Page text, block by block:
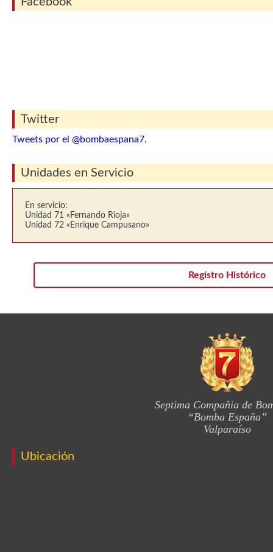
Twitter
Tweets por el @bombaespana7.
Unidades en Servicio
En servicio:
Unidad 71 «Fernando Rioja»
Unidad 72 «Enrique Campusano»
Registro Histórico
Septima Compañia de
“Bomba España”
Valparaíso
Ubicación